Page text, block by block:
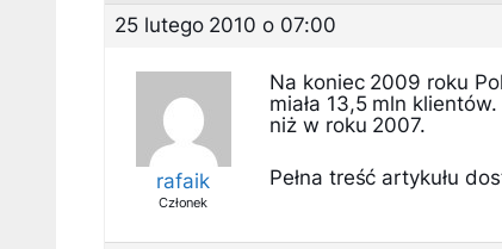
25 lutego 2010 o 07:00
rafaik
Członek
Na koniec 2009 roku
miała 13,5 mln
niż w roku 2007.
Pełna treść artykułu